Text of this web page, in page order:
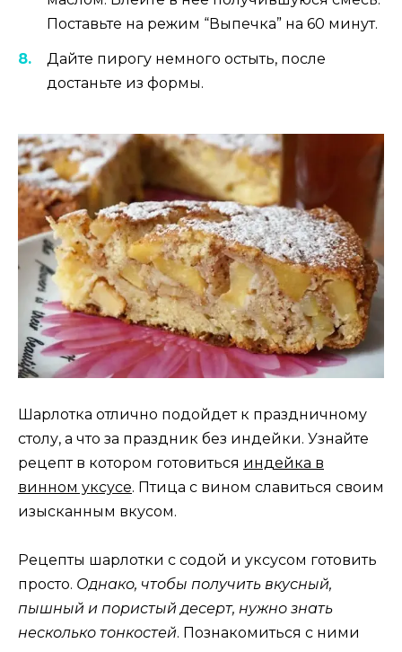
Поставьте на режим “Выпечка” на 60 минут.
Дайте пирогу немного остыть, после
достаньте из формы.
Шарлотка отлично подойдет к праздничному
столу, а что за праздник без индейки. Узнайте
рецепт в котором готовиться индейка в
винном уксусе. Птица с вином славиться своим
изысканным вкусом.
Рецепты шарлотки с содой и уксусом готовить
просто. Однако, чтобы получить вкусный,
пышный и пористый десерт, нужно знать
несколько тонкостей. Познакомиться с ними